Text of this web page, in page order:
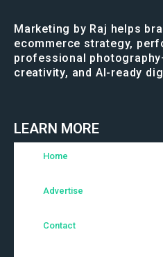
Marketing by Raj helps
ecommerce strategy,
professional
creativity, and AI-ready
LEARN MORE
Home
Advertise
Contact